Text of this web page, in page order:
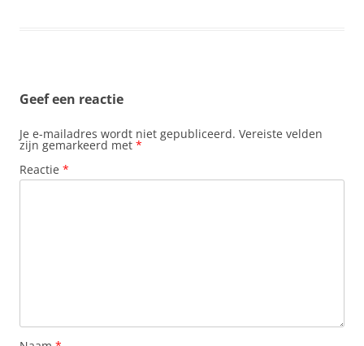
Geef een reactie
Je e-mailadres wordt niet gepubliceerd. Vereiste velden
zijn gemarkeerd met *
Reactie *